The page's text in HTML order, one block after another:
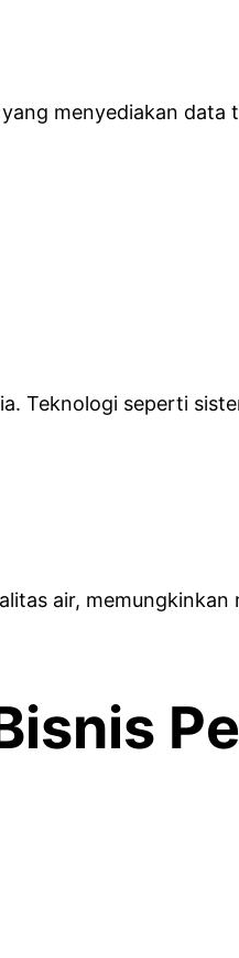
menyediakan
Teknologi seperti
air,